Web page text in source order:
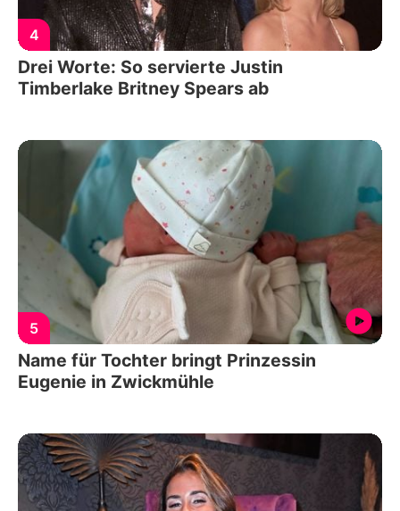
4
Drei Worte: So servierte Justin
Timberlake Britney Spears ab
5
Name für Tochter bringt Prinzessin
Eugenie in Zwickmühle